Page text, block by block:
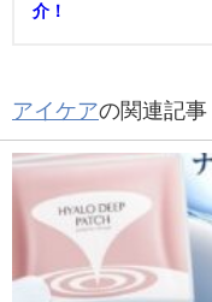
介！
アイケアの関連記事